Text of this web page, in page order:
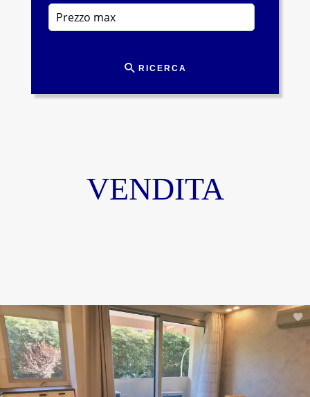
RICERCA
VENDITA